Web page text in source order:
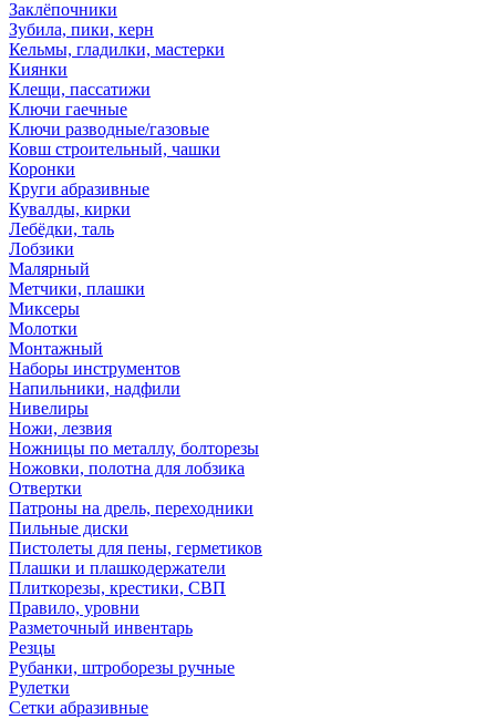
Заклёпочники
Зубила, пики, керн
Кельмы, гладилки, мастерки
Киянки
Клещи, пассатижи
Ключи гаечные
Ключи разводные/газовые
Ковш строительный, чашки
Коронки
Круги абразивные
Кувалды, кирки
Лебёдки, таль
Лобзики
Малярный
Метчики, плашки
Миксеры
Молотки
Монтажный
Наборы инструментов
Напильники, надфили
Нивелиры
Ножи, лезвия
Ножницы по металлу, болторезы
Ножовки, полотна для лобзика
Отвертки
Патроны на дрель, переходники
Пильные диски
Пистолеты для пены, герметиков
Плашки и плашкодержатели
Плиткорезы, крестики, СВП
Правило, уровни
Разметочный инвентарь
Резцы
Рубанки, штроборезы ручные
Рулетки
Сетки абразивные